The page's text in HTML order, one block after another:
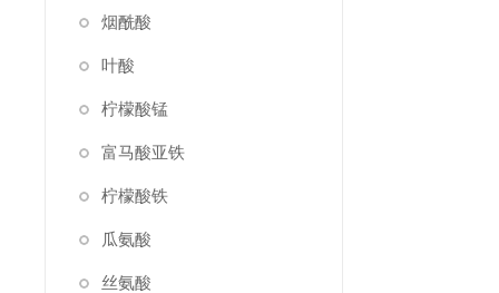
烟酰酸
叶酸
柠檬酸锰
富马酸亚铁
柠檬酸铁
瓜氨酸
丝氨酸